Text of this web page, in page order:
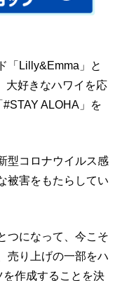
「Lilly&Emma」と
大好きなハワイを応
ALOHA」を
型コロナウイルス感
被害をもたらしてい
つになって、今こそ
売り上げの一部をハ
作成することを決